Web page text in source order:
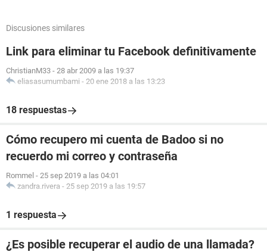
Discusiones similares
Link para eliminar tu Facebook definitivamente
ChristianM33 - 28 abr 2009 a las 19:37
eliasasumumbami - 20 ene 2018 a las 13:23
18 respuestas
Cómo recupero mi cuenta de Badoo si no
recuerdo mi correo y contraseña
Rommel - 25 sep 2019 a las 04:01
zandra.rivera - 25 sep 2019 a las 19:57
1 respuesta
¿Es posible recuperar el audio de una llamada?